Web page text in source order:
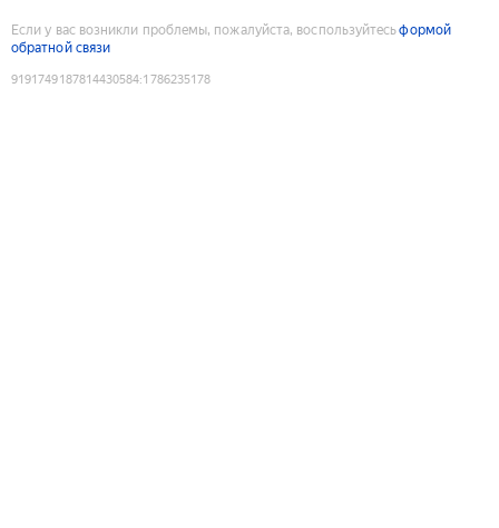
Если у вас возникли проблемы, пожалуйста, воспользуйтесьформой
обратной связи
9191749187814430584:1786235178